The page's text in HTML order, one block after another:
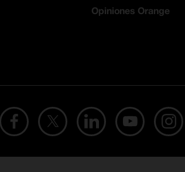
Opiniones Orange